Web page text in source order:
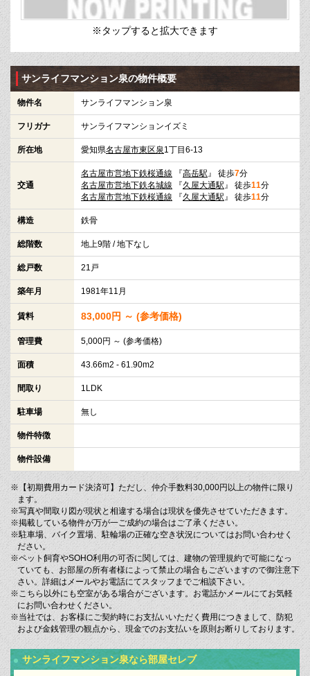
※タップすると拡大できます
サンライフマンション泉の物件概要
物件名 サンライフマンション泉
フリガナ サンライフマンションイズミ
所在地 愛知県名古屋市東区泉1丁目6-13
交通
名古屋市営地下鉄桜通線 『高岳駅 』 徒歩7分
名古屋市営地下鉄名城線 『久屋大通駅 』 徒歩11分
名古屋市営地下鉄桜通線 『久屋大通駅 』 徒歩11分
構造 鉄骨
総階数 地上9階 / 地下なし
総戸数 21戸
築年月 1981年11月
賃料 83,000円 ～ (参考価格)
管理費 5,000円 ～ (参考価格)
面積 43.66m2 - 61.90m2
間取り 1LDK
駐車場 無し
物件特徴
物件設備
※【初期費用カード決済可】ただし、仲介手数料30,000円以上の物件に限り
ます。
※写真や間取り図が現状と相違する場合は現状を優先させていただきます。
※掲載している物件が万が一ご成約の場合はご了承ください。
※駐車場、バイク置場、駐輪場の正確な空き状況についてはお問い合わせく
ださい。
※ペット飼育やSOHO利用の可否に関しては、建物の管理規約で可能になっ
ていても、お部屋の所有者様によって禁止の場合もございますので御注意下
さい。詳細はメールやお電話にてスタッフまでご相談下さい。
※こちら以外にも空室がある場合がございます。お電話かメールにてお気軽
にお問い合わせください。
※当社では、お客様にご契約時にお支払いいただく費用につきまして、防犯
および金銭管理の観点から、現金でのお支払いを原則お断りしております。
サンライフマンション泉なら部屋セレブ